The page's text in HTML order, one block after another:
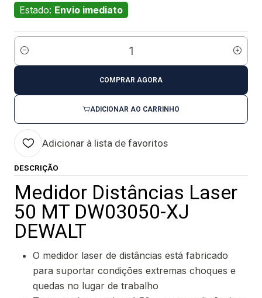
Estado: Envio imediato
Quantidade
ADICIONAR AO CARRINHO
COMPRAR AGORA
Adicionar à lista de favoritos
DESCRIÇÃO
Medidor Distâncias Laser
50 MT DW03050-XJ
DEWALT
O medidor laser de distâncias está fabricado
para suportar condições extremas choques e
quedas no lugar de trabalho